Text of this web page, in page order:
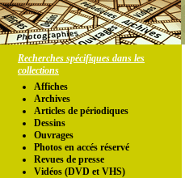
Recherches spécifiques dans les
collections
Affiches
Archives
Articles de périodiques
Dessins
Ouvrages
Photos en accés réservé
Revues de presse
Vidéos (DVD et VHS)